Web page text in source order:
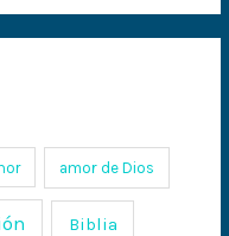
amor de Dios
Biblia